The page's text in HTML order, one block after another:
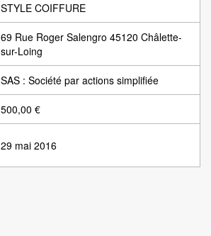
STYLE COIFFURE
69 Rue Roger Salengro 45120 Châlette-
sur-Loing
SAS : Société par actions simplifiée
500,00 €
29 mai 2016